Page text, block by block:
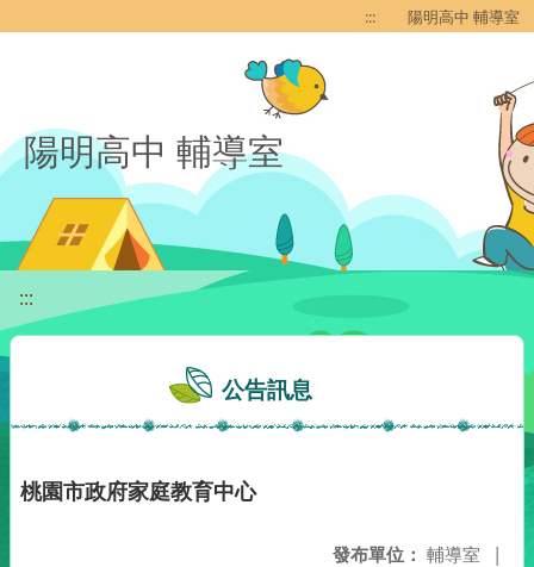
::: 陽明高中 輔導室
陽明高中 輔導室
:::
公告訊息
桃園市政府家庭教育中心
發布單位： 輔導室 |